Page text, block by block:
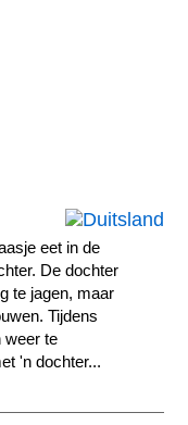
eet in de
De dochter
te jagen, maar
Tijdens
weer te
'n dochter...